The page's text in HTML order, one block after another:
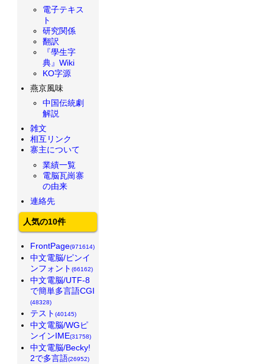
電子テキス
ト
研究関係
翻訳
『學生字
典』Wiki
KO字源
燕京風味
中国伝統劇
解説
雑文
相互リンク
寨主について
業績一覧
電脳瓦崗寨
の由来
連絡先
人気の10件
FrontPage(971614)
中文電脳/ピンイ
ンフォント (66162)
中文電脳/UTF-8
で簡単多言語CGI
(48328)
テスト (40145)
中文電脳/WGピ
ンインIME(31758)
中文電脳/Becky!
2で多言語(26952)